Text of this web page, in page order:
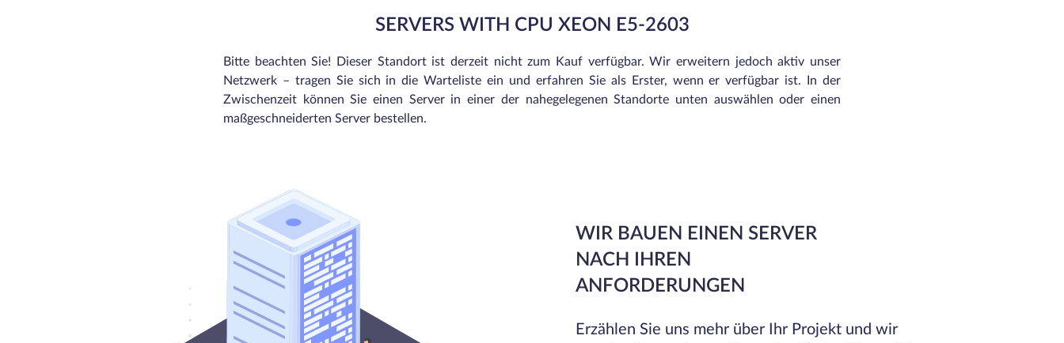
SERVERS WITH CPU XEON E5-2603
Bitte beachten Sie! Dieser Standort ist derzeit nicht zum Kauf verfügbar. Wir erweitern jedoch aktiv unser
Netzwerk – tragen Sie sich in die Warteliste ein und erfahren Sie als Erster, wenn er verfügbar ist. In der
Zwischenzeit können Sie einen Server in einer der nahegelegenen Standorte unten auswählen oder einen
maßgeschneiderten Server bestellen.
WIR BAUEN EINEN SERVER
NACH IHREN
ANFORDERUNGEN
Erzählen Sie uns mehr über Ihr Projekt und wir